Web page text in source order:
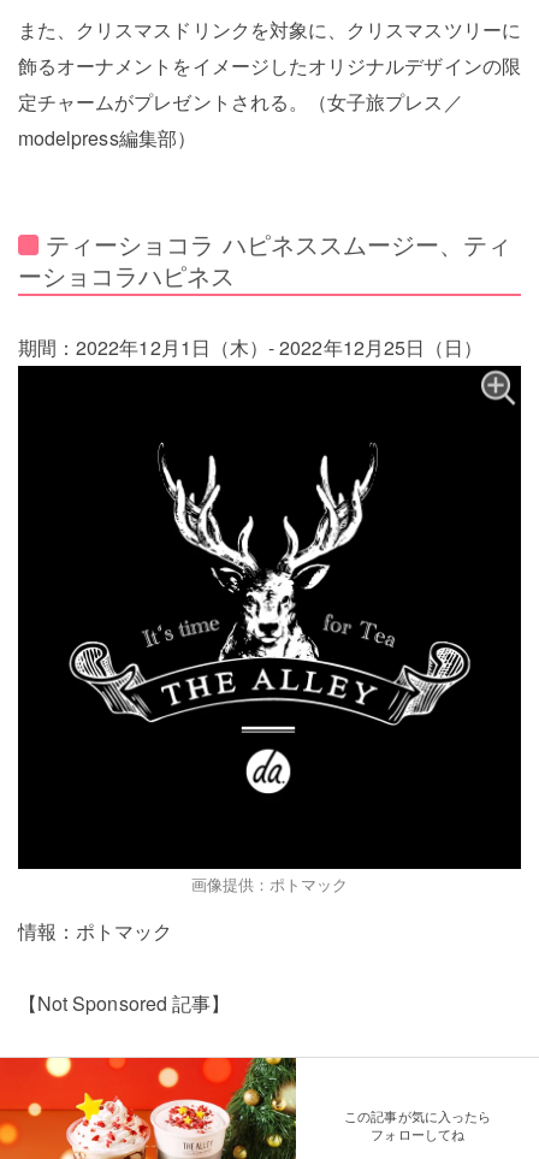
また、クリスマスドリンクを対象に、クリスマスツリーに
飾るオーナメントをイメージしたオリジナルデザインの限
定チャームがプレゼントされる。（女子旅プレス／
modelpress編集部）
ティーショコラ ハピネススムージー、ティ
ーショコラハピネス
期間：2022年12月1日（木）- 2022年12月25日（日）
画像提供：ポトマック
情報：ポトマック
【Not Sponsored 記事】
この記事が気に入ったら
フォローしてね